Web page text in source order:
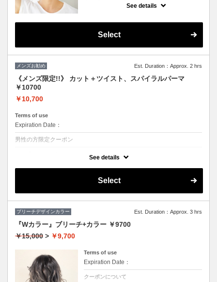
※ツイスト、スパイラルの場合は別途＋3000
See details
Select
メンズお勧め Est. Duration：Approx. 2 hrs
《メンズ限定!!》 カット＋ツイスト、スパイラルパーマ
￥10700
￥10,700
Terms of use
Expiration Date：
男性の方限定クーポン
★ボリュームがほしい、スタイリングも楽にしたい方におススメ♪
See details
Select
ブリーチデザインカラー Est. Duration：Approx. 3 hrs
『Wカラー』ブリーチ+カラー ￥9700
￥15,000 > ￥9,700
Terms of use
Expiration Date：
クーポンについて